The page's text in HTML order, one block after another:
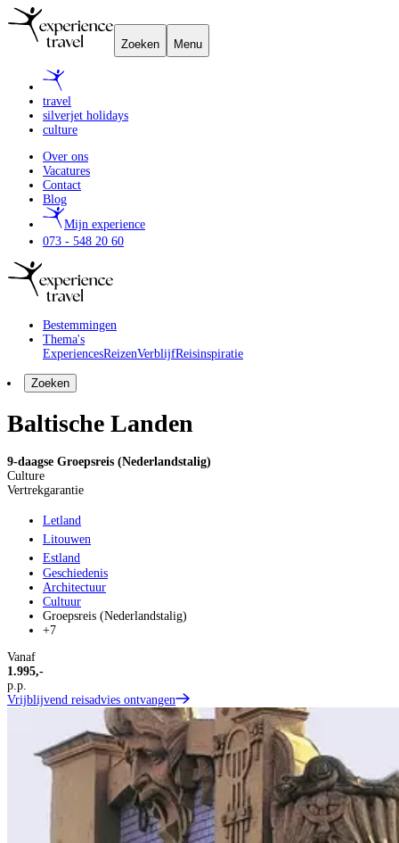
Zoeken Menu
travel
silverjet holidays
culture
Over ons
Vacatures
Contact
Blog
Mijn experience
073 - 548 20 60
Bestemmingen
Thema's
ExperiencesReizenVerblijfReisinspiratie
Zoeken
Baltische Landen
9-daagse Groepsreis (Nederlandstalig)
Culture
Vertrekgarantie
Letland
Litouwen
Estland
Geschiedenis
Architectuur
Cultuur
Groepsreis (Nederlandstalig)
+7
Vanaf
1.995,-
p.p.
Vrijblijvend reisadvies ontvangen